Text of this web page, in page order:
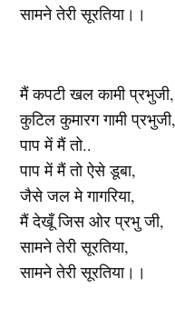
सामने तेरी सूरतिया।।
मैं कपटी खल कामी प्रभुजी,
कुटिल कुमारग गामी प्रभुजी,
पाप में मैं तो..
पाप में मैं तो ऐसे डूबा,
जैसे जल मे गागरिया,
मैं देखूँ जिस ओर प्रभु जी,
सामने तेरी सूरतिया,
सामने तेरी सूरतिया।।